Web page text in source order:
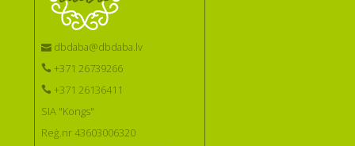
dbdaba@dbdaba.lv
+371 26739266
+371 26136411
SIA "Kongs"
Reģ.nr 43603006320